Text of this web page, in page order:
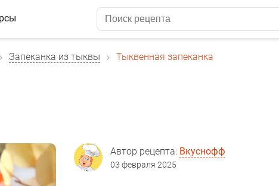
Запеканка из тыквы Тыквенная запеканка
Автор рецепта: Вкуснофф
03 февраля 2025